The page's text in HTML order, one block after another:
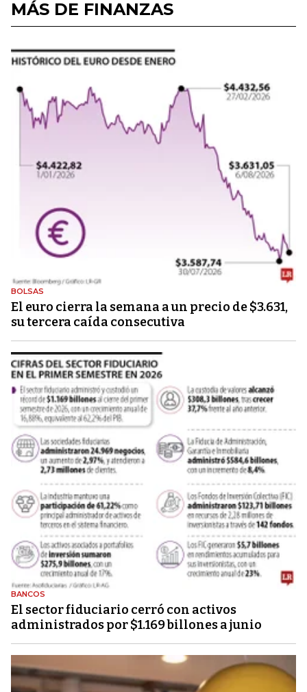
MÁS DE FINANZAS
BOLSAS
El euro cierra la semana a un precio de $3.631,
su tercera caída consecutiva
BANCOS
El sector fiduciario cerró con activos
administrados por $1.169 billones a junio